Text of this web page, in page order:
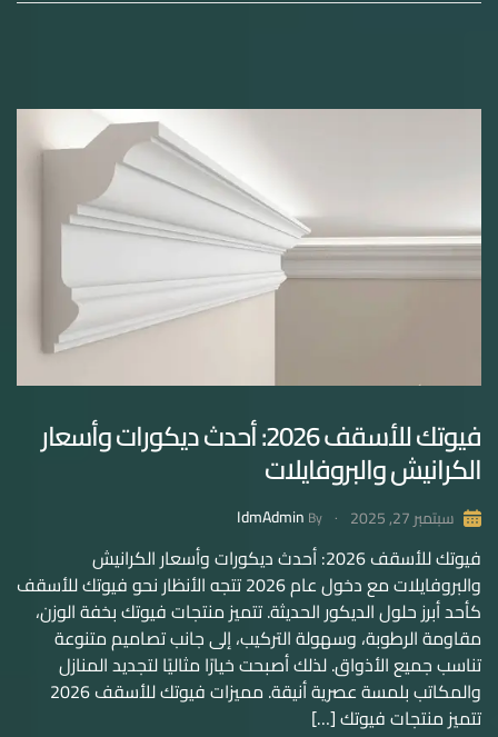
فيوتك للأسقف 2026: أحدث ديكورات وأسعار
الكرانيش والبروفايلات
سبتمبر 27, 2025 By
IdmAdmin
فيوتك للأسقف 2026: أحدث ديكورات وأسعار الكرانيش
والبروفايلات مع دخول عام 2026 تتجه الأنظار نحو فيوتك للأسقف
كأحد أبرز حلول الديكور الحديثة. تتميز منتجات فيوتك بخفة الوزن،
مقاومة الرطوبة، وسهولة التركيب، إلى جانب تصاميم متنوعة
تناسب جميع الأذواق. لذلك أصبحت خيارًا مثاليًا لتجديد المنازل
والمكاتب بلمسة عصرية أنيقة. مميزات فيوتك للأسقف 2026
تتميز منتجات فيوتك […]